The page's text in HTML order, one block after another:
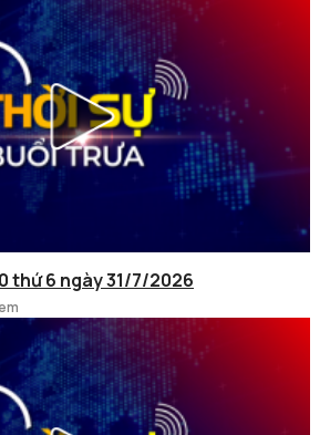
thứ 6 ngày 31/7/2026